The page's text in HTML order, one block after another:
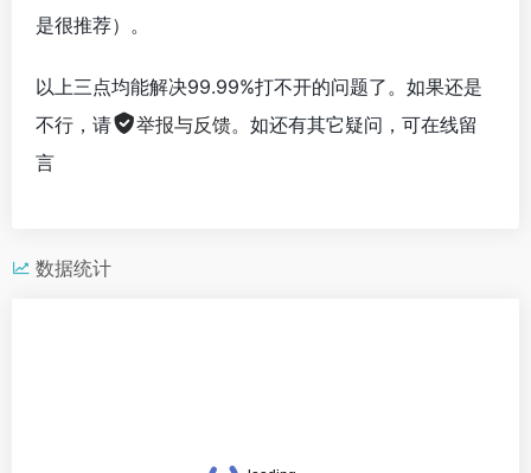
是很推荐）。
以上三点均能解决99.99%打不开的问题了。如果还是
不行，请
举报与反馈。如还有其它疑问，可在线留
言
数据统计